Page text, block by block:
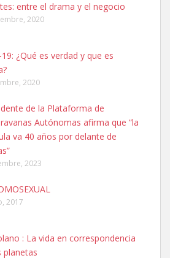
| 6.7.2025
ninfa papillera, asustada tiene miedo a la
entre el drama y el negocio
2020
19: ¿Qué es verdad y que es
2020
de la Plataforma de
Autónomas afirma que “la
va 40 años por delante de
2023
2017
: La vida en correspondencia
planetas